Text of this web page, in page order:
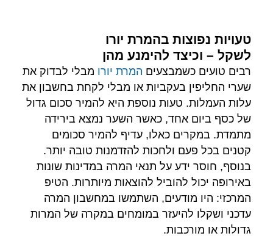
טעויות נפוצות בהמרת יורו
לשקל – וכיצד להימנע מהן
רבים טועים כשמבצעים המרת יורו מבלי לבדוק את
שערי החליפין בעקביות או מבלי לקחת בחשבון את
עלות העמלות. טעות נוספת היא להמיר סכום גדול
של כסף ביום אחד, כאשר השער נמצא בירידה
מתמדת. במקרים כאלו, עדיף להמיר סכומים
קטנים בכל פעם ולחכות להזדמנות טובה יותר.
בנוסף, חוסר ידע על תנאי המרה במדינות שונות
באירופה יכול להוביל להוצאות מיותרות. הטיפ
המרכזי: היו מודעים, השתמשו במחשבון המרה
עדכני ושקלו להיעזר במומחים במקרה של המרות
גדולות או מורכבות.